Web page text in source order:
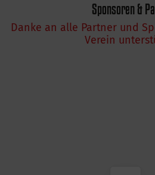
Sponsoren &
Danke an alle Partner und
Verein